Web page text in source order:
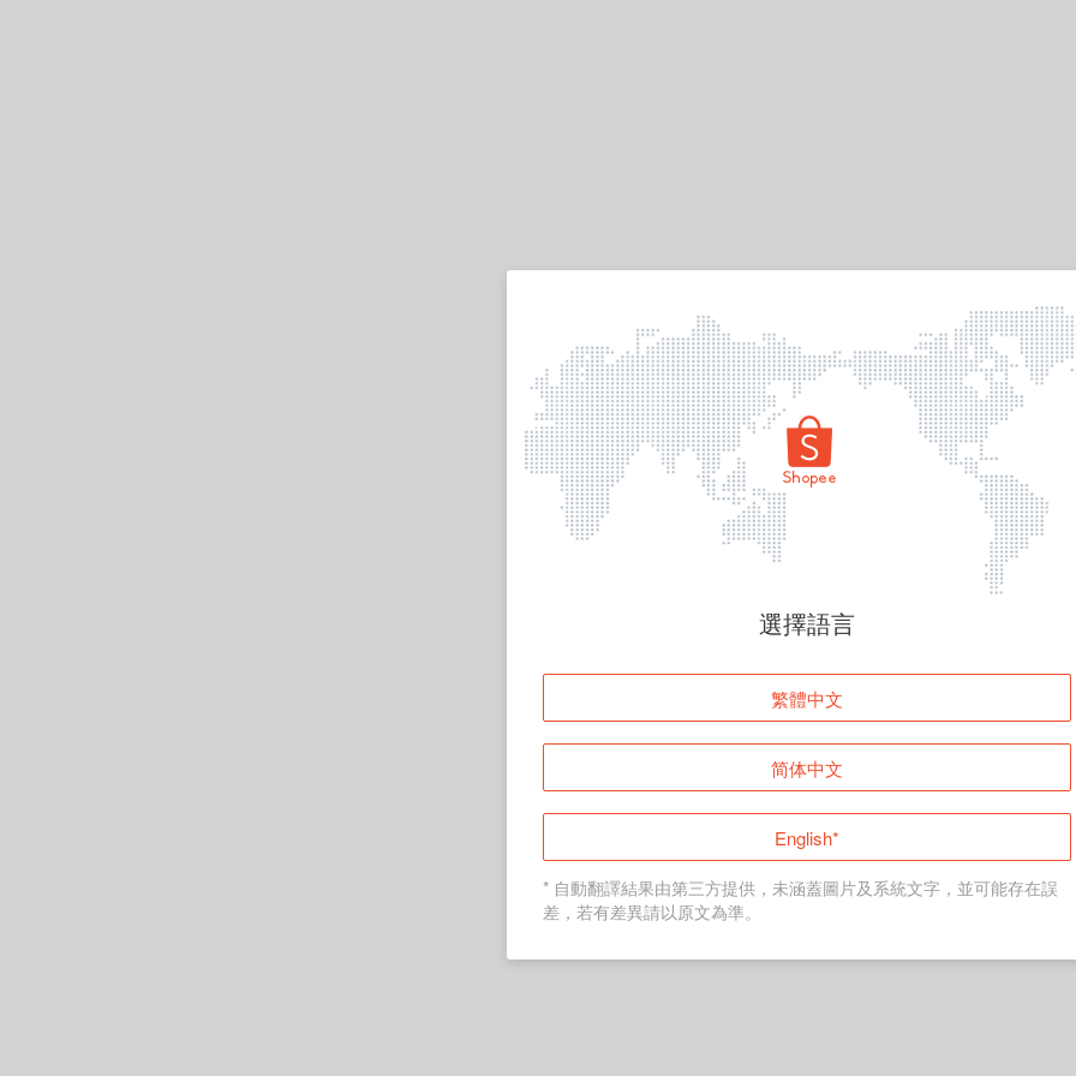
頁面無法顯示
登入
返回首頁
選擇語言
繁體中文
简体中文
English*
* 自動翻譯結果由第三方提供，未涵蓋圖片及系統文字，並可能存在誤
差，若有差異請以原文為準。